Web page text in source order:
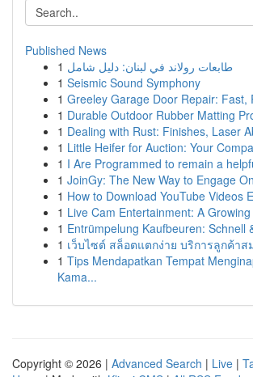
Published News
1 طابعات رولاند في لبنان: دليل شامل
1 Seismic Sound Symphony
1 Greeley Garage Door Repair: Fast,
1 Durable Outdoor Rubber Matting
1 Dealing with Rust: Finishes, Laser
1 Little Heifer for Auction: Your
1 I Are Programmed to remain a
1 JoinGy: The New Way to Engage
1 How to Download YouTube Videos
1 Live Cam Entertainment: A
1 Entrümpelung Kaufbeuren: Schnell
1 เว็บไซต์ สล็อตแตกง่าย บริการลูกค้า
1 Tips Mendapatkan Tempat
Kama...
Copyright © 2026 | Advanced Search | Live |